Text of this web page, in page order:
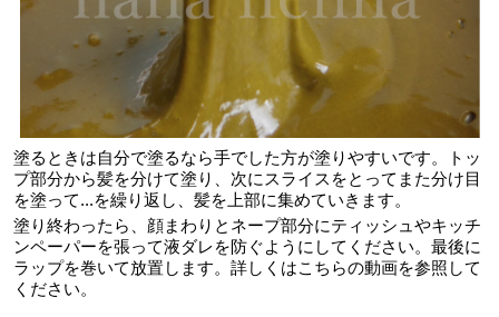
塗るときは自分で塗るなら手でした方が塗りやすいです。トッ
プ部分から髪を分けて塗り、次にスライスをとってまた分け目
を塗って...を繰り返し、髪を上部に集めていきます。
塗り終わったら、顔まわりとネープ部分にティッシュやキッチ
ンペーパーを張って液ダレを防ぐようにしてください。最後に
ラップを巻いて放置します。詳しくはこちらの動画を参照して
ください。